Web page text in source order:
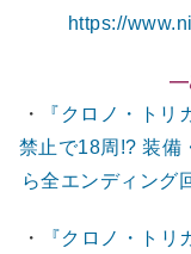
https://
―
・
『クロノ・ト
禁止で18周!? 装備
ら全エンディング
・
『クロノ・ト